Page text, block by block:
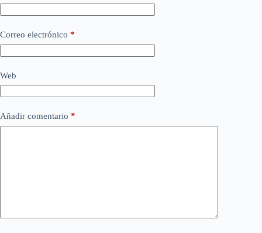
Correo electrónico *
Web
Añadir comentario *